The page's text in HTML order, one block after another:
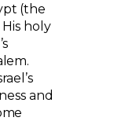
(the
holy
and